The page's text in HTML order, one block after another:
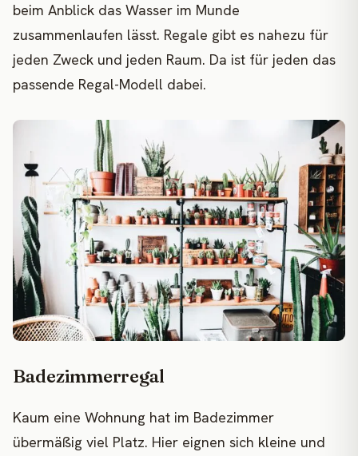
beim Anblick das Wasser im Munde
zusammenlaufen lässt. Regale gibt es nahezu für
jeden Zweck und jeden Raum. Da ist für jeden das
passende Regal-Modell dabei.
Badezimmerregal
Kaum eine Wohnung hat im Badezimmer
übermäßig viel Platz. Hier eignen sich kleine und